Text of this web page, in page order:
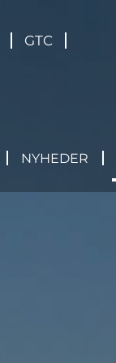
GTC
NYHEDER